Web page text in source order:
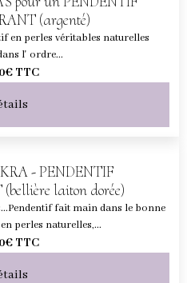
(argenté)
en perles véritables naturelles
l' ordre...
TTC
- PENDENTIF
laiton dorée)
fait main dans le bonne
perles naturelles,...
TTC